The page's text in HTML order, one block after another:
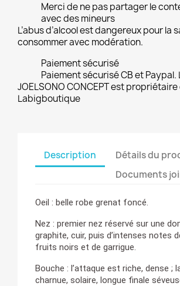
Merci de ne pas partager le
avec des mineurs
L’abus d’alcool est dangereux pour la
consommer avec modération.
Paiement sécurisé
Paiement sécurisé CB et Paypal.
JOELSONO CONCEPT est
Labigboutique
Description
Détails du
Documents
Oeil : belle robe grenat foncé.
Nez : premier nez réservé sur une
graphite, cuir, puis d’intenses notes
fruits noirs et de garrigue.
Bouche : l’attaque est riche, dense ;
charnue, solaire, longue finale